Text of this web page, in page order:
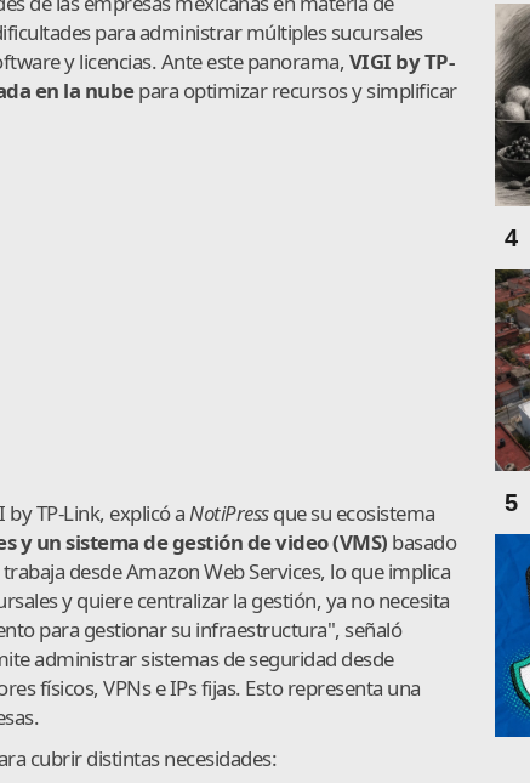
para administrar múltiples sucursales
y licencias. Ante este panorama, VIGI by TP-
en la nubepara optimizar recursos y simplificar
TP-Link, explicó a NotiPressque su ecosistema
y un sistema de gestión de video (VMS) basado
desde Amazon Web Services, lo que implica
y quiere centralizar la gestión, ya no necesita
para gestionar su infraestructura", señaló
administrar sistemas de seguridad desde
físicos, VPNs e IPs fijas. Esto representa una
cubrir distintas necesidades:
4
5